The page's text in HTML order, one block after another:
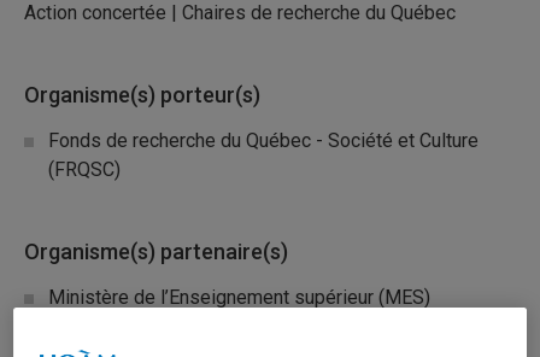
Action concertée | Chaires de recherche du Québec
Organisme(s) porteur(s)
Fonds de recherche du Québec - Société et Culture
(FRQSC)
Organisme(s) partenaire(s)
Ministère de l’Enseignement supérieur (MES)